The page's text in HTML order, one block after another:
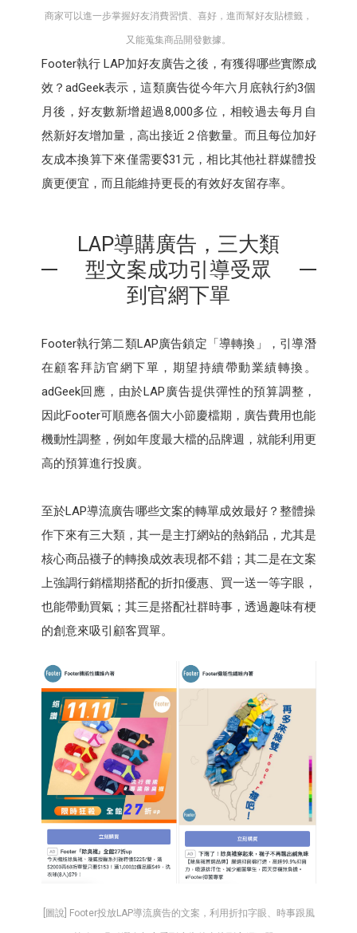
商家可以進一步掌握好友消費習慣、喜好，進而幫好友貼標籤，
又能蒐集商品開發數據。
Footer執行 LAP加好友廣告之後，有獲得哪些實際成
效？adGeek表示，這類廣告從今年六月底執行約3個
月後，好友數新增超過8,000多位，相較過去每月自
然新好友增加量，高出接近２倍數量。而且每位加好
友成本換算下來僅需要$31元，相比其他社群媒體投
廣更便宜，而且能維持更長的有效好友留存率。
LAP導購廣告，三大類
型文案成功引導受眾
到官網下單
Footer執行第二類LAP廣告鎖定「導轉換」，引導潛
在顧客拜訪官網下單，期望持續帶動業績轉換。
adGeek回應，由於LAP廣告提供彈性的預算調整，
因此Footer可順應各個大小節慶檔期，廣告費用也能
機動性調整，例如年度最大檔的品牌週，就能利用更
高的預算進行投廣。
至於LAP導流廣告哪些文案的轉單成效最好？整體操
作下來有三大類，其一是主打網站的熱銷品，尤其是
核心商品襪子的轉換成效表現都不錯；其二是在文案
上強調行銷檔期搭配的折扣優惠、買一送一等字眼，
也能帶動買氣；其三是搭配社群時事，透過趣味有梗
的創意來吸引顧客買單。
[圖說] Footer投放LAP導流廣告的文案，利用折扣字眼、時事跟風